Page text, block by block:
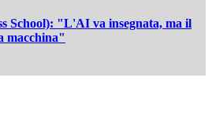
School): "L'AI va insegnata, ma il
macchina"